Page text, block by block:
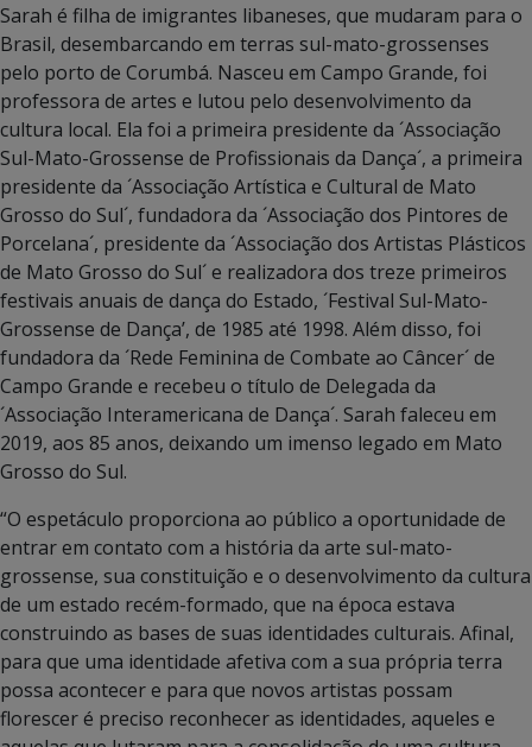
Sarah é filha de imigrantes libaneses, que mudaram para o
Brasil, desembarcando em terras sul-mato-grossenses
pelo porto de Corumbá. Nasceu em Campo Grande, foi
professora de artes e lutou pelo desenvolvimento da
cultura local. Ela foi a primeira presidente da ´Associação
Sul-Mato-Grossense de Profissionais da Dança´, a primeira
presidente da ´Associação Artística e Cultural de Mato
Grosso do Sul´, fundadora da ´Associação dos Pintores de
Porcelana´, presidente da ´Associação dos Artistas Plásticos
de Mato Grosso do Sul´ e realizadora dos treze primeiros
festivais anuais de dança do Estado, ´Festival Sul-Mato-
Grossense de Dança’, de 1985 até 1998. Além disso, foi
fundadora da ´Rede Feminina de Combate ao Câncer´ de
Campo Grande e recebeu o título de Delegada da
´Associação Interamericana de Dança´. Sarah faleceu em
2019, aos 85 anos, deixando um imenso legado em Mato
Grosso do Sul.
“O espetáculo proporciona ao público a oportunidade de
entrar em contato com a história da arte sul-mato-
grossense, sua constituição e o desenvolvimento da cultura
de um estado recém-formado, que na época estava
construindo as bases de suas identidades culturais. Afinal,
para que uma identidade afetiva com a sua própria terra
possa acontecer e para que novos artistas possam
florescer é preciso reconhecer as identidades, aqueles e